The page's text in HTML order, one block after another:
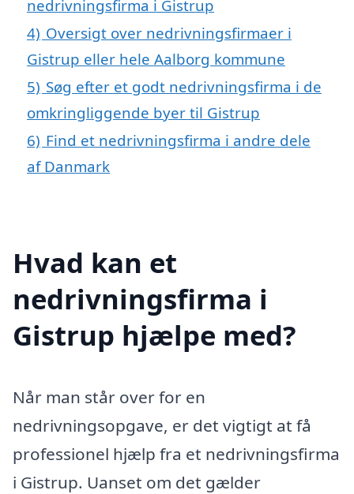
nedrivningsfirma i Gistrup
4) Oversigt over nedrivningsfirmaer i
Gistrup eller hele Aalborg kommune
5) Søg efter et godt nedrivningsfirma i de
omkringliggende byer til Gistrup
6) Find et nedrivningsfirma i andre dele
af Danmark
Hvad kan et
nedrivningsfirma i
Gistrup hjælpe med?
Når man står over for en
nedrivningsopgave, er det vigtigt at få
professionel hjælp fra et nedrivningsfirma
i Gistrup. Uanset om det gælder